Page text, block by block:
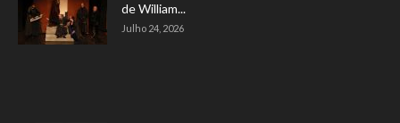
de William...
Julho 24, 2026